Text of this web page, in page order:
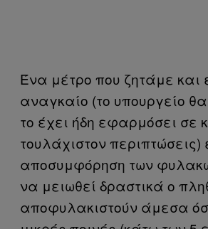
Ένα μέτρο που ζητάμε και
αναγκαίο (το υπουργείο
το έχει ήδη εφαρμόσει σε
τουλάχιστον περιπτώσεις)
αποσυμφόρηση των
να μειωθεί δραστικά ο
αποφυλακιστούν άμεσα